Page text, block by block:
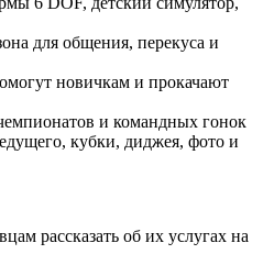
для общения, перекуса и
новичкам и прокачают
и командных гонок
кубки, диджея, фото и
рассказать об их услугах на